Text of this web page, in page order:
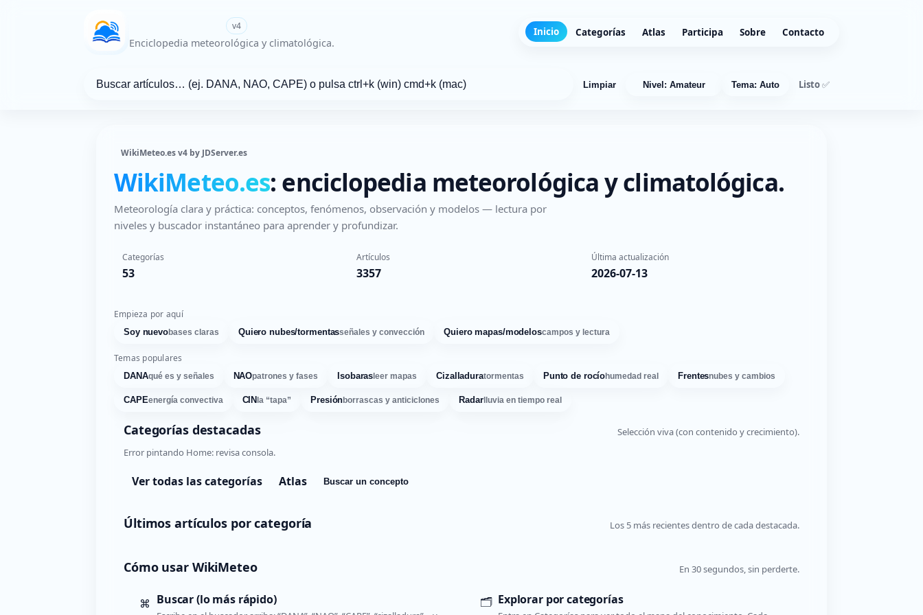
WikiMeteo.es v4
Enciclopedia meteorológica y climatológica.
Inicio Categorías Atlas Participa Sobre Contacto
Limpiar Nivel: Amateur Tema: Auto Listo ✅
WikiMeteo.es v4 by JDServer.es
WikiMeteo.es: enciclopedia meteorológica y climatológica.
Meteorología clara y práctica: conceptos, fenómenos, observación y modelos — lectura por
niveles y buscador instantáneo para aprender y profundizar.
Categorías
53
Artículos
3357
Última actualización
2026-07-13
Empieza por aquí
Soy nuevobases claras Quiero nubes/tormentasseñales y convección Quiero mapas/modeloscampos y lectura
Temas populares
DANAqué es y señales NAOpatrones y fases Isobarasleer mapas Cizalladuratormentas Punto de rocíohumedad real Frentesnubes y cambios
CAPEenergía convectiva CIN la “tapa” Presiónborrascas y anticiclones Radarlluvia en tiempo real
Categorías destacadas
Selección viva (con contenido y crecimiento).
Error pintando Home: revisa consola.
Ver todas las categorías Atlas Buscar un concepto
Últimos artículos por categoría Los 5 más recientes dentro de cada destacada.
Cómo usar WikiMeteo En 30 segundos, sin perderte.
⌘ Buscar (lo más rápido) 🗂️ Explorar por categorías